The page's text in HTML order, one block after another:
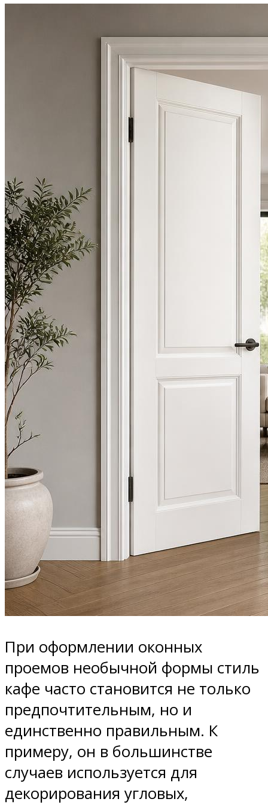
При оформлении оконных
проемов необычной формы стиль
кафе часто становится не только
предпочтительным, но и
единственно правильным. К
примеру, он в большинстве
случаев используется для
декорирования угловых,